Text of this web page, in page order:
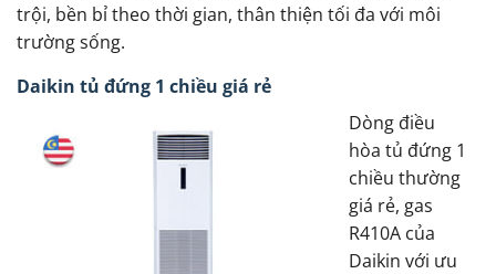
trội, bền bỉ theo thời gian, thân thiện tối đa với môi
trường sống.
Daikin tủ đứng 1 chiều giá rẻ
Dòng điều
hòa tủ đứng 1
chiều thường
giá rẻ, gas
R410A của
Daikin với ưu